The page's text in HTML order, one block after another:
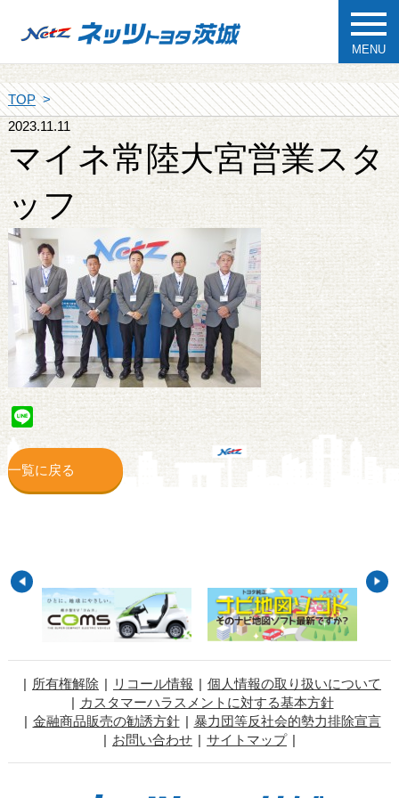
MENU
TOP
2023.11.11
マイネ常陸大宮営業スタ
ッフ
Line
一覧に戻る
所有権解除 リコール情報
個人情報の取り扱いについて
カスタマーハラスメントに対する基本方針
金融商品販売の勧誘方針
暴力団等反社会的勢力排除宣言
お問い合わせ
サイトマップ